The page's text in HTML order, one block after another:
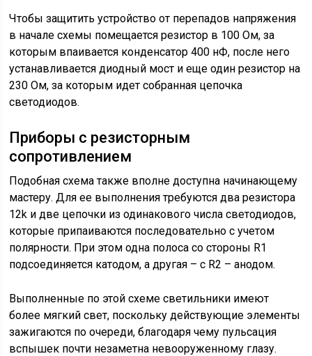
Чтобы защитить устройство от перепадов напряжения
в начале схемы помещается резистор в 100 Ом, за
которым впаивается конденсатор 400 нФ, после него
устанавливается диодный мост и еще один резистор на
230 Ом, за которым идет собранная цепочка
светодиодов.
Приборы с резисторным
сопротивлением
Подобная схема также вполне доступна начинающему
мастеру. Для ее выполнения требуются два резистора
12k и две цепочки из одинакового числа светодиодов,
которые припаиваются последовательно с учетом
полярности. При этом одна полоса со стороны R1
подсоединяется катодом, а другая – с R2 – анодом.
Выполненные по этой схеме светильники имеют
более мягкий свет, поскольку действующие элементы
зажигаются по очереди, благодаря чему пульсация
вспышек почти незаметна невооруженному глазу.